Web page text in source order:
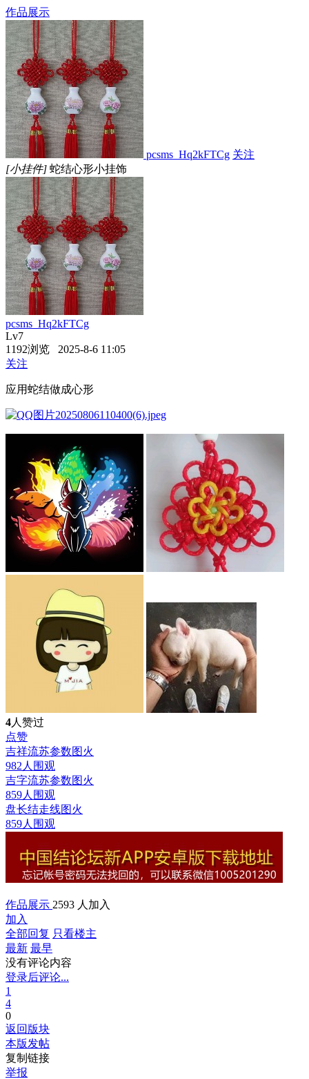
作品展示
pcsms_Hq2kFTCg 关注
[小挂件] 蛇结心形小挂饰
pcsms_Hq2kFTCg
Lv7
1192浏览 2025-8-6 11:05
关注
应用蛇结做成心形
4人赞过
点赞
吉祥流苏参数图火
982人围观
吉字流苏参数图火
859人围观
盘长结走线图火
859人围观
作品展示 2593 人加入
加入
全部回复 只看楼主
最新 最早
没有评论内容
登录后评论...
1
4
0
返回版块
本版发帖
复制链接
举报